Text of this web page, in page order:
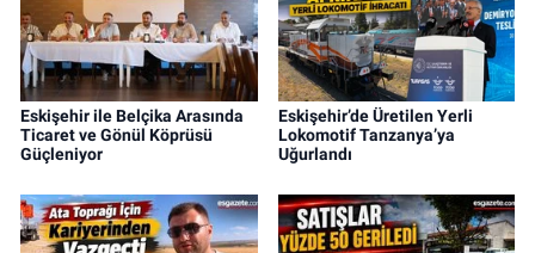
Eskişehir ile Belçika Arasında
Ticaret ve Gönül Köprüsü
Güçleniyor
Eskişehir’de Üretilen Yerli
Lokomotif Tanzanya’ya
Uğurlandı